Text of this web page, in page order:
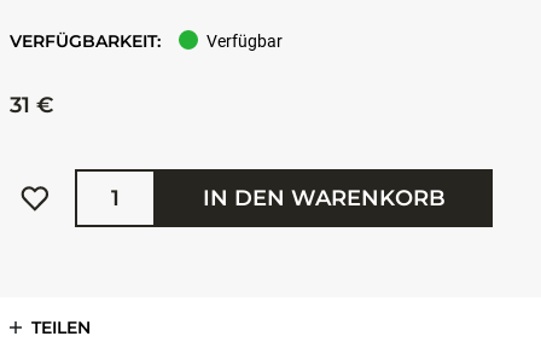
VERFÜGBARKEIT: Verfügbar
31 €
Menge
IN DEN WARENKORB
TEILEN